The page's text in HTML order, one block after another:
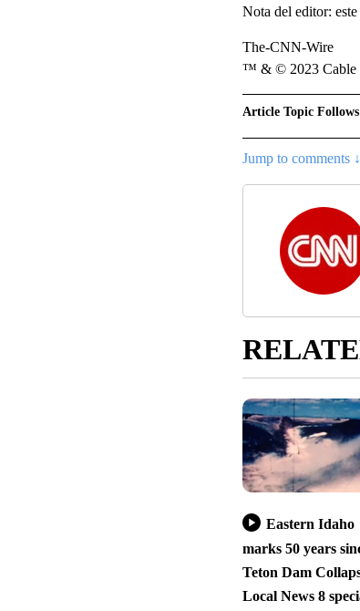
Nota del editor:
The-CNN-Wire
™ & © 2023 Cable
Article Topic
Jump to comments ↓
Eastern Idaho
marks 50 years
Teton Dam
Local News 8